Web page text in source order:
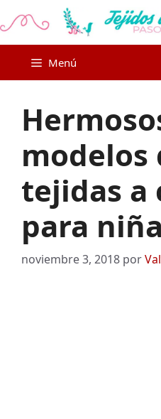
al
Menú
modelos
tejidas a
para niña
noviembre 3, 2018 por